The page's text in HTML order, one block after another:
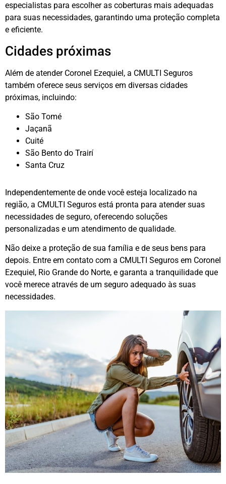
especialistas para escolher as coberturas mais adequadas
para suas necessidades, garantindo uma proteção completa
e eficiente.
Cidades próximas
Além de atender Coronel Ezequiel, a CMULTI Seguros
também oferece seus serviços em diversas cidades
próximas, incluindo:
São Tomé
Jaçanã
Cuité
São Bento do Trairí
Santa Cruz
Independentemente de onde você esteja localizado na
região, a CMULTI Seguros está pronta para atender suas
necessidades de seguro, oferecendo soluções
personalizadas e um atendimento de qualidade.
Não deixe a proteção de sua família e de seus bens para
depois. Entre em contato com a CMULTI Seguros em Coronel
Ezequiel, Rio Grande do Norte, e garanta a tranquilidade que
você merece através de um seguro adequado às suas
necessidades.